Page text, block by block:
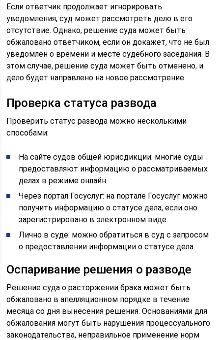
Если ответчик продолжает игнорировать
уведомления, суд может рассмотреть дело в его
отсутствие. Однако, решение суда может быть
обжаловано ответчиком, если он докажет, что не был
уведомлен о времени и месте судебного заседания. В
этом случае, решение суда может быть отменено, и
дело будет направлено на новое рассмотрение.
Проверка статуса развода
Проверить статус развода можно несколькими
способами:
На сайте судов общей юрисдикции: многие суды
предоставляют информацию о рассматриваемых
делах в режиме онлайн.
Через портал Госуслуг: на портале Госуслуг можно
получить информацию о статусе дела, если оно
зарегистрировано в электронном виде.
Лично в суде: можно обратиться в суд с запросом
о предоставлении информации о статусе дела.
Оспаривание решения о разводе
Решение суда о расторжении брака может быть
обжаловано в апелляционном порядке в течение
месяца со дня вынесения решения. Основаниями для
обжалования могут быть нарушения процессуального
законодательства, неправильное применение норм